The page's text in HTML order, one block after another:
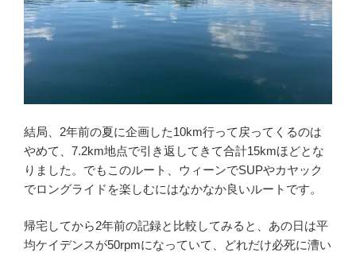
結局、2年前の夏に企画した10km行って戻ってくるのは
やめて、7.2km地点で引き返してきて合計15kmほどとな
りました。でもこのルート、ウィーンでSUPやカヤック
でロングライドを楽しむにはなかなか良いルートです。
帰宅してから2年前の記録と比較してみると、あの日は平
均ケイデンスが50rpmになっていて、どれだけ必死に漕い